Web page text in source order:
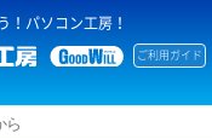
！パソコン工房！
ご利用ガイド